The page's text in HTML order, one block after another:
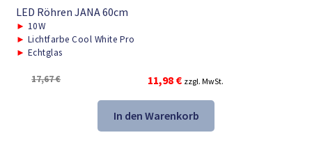
LED Röhren JANA 60cm
► 10W
► Lichtfarbe Cool White Pro
► Echtglas
17,67€
Ursprünglicher
Preis
war:
17,67 €
11,98 €Aktueller
Preis
ist:
11,98 €.
zzgl. MwSt.
In den Warenkorb